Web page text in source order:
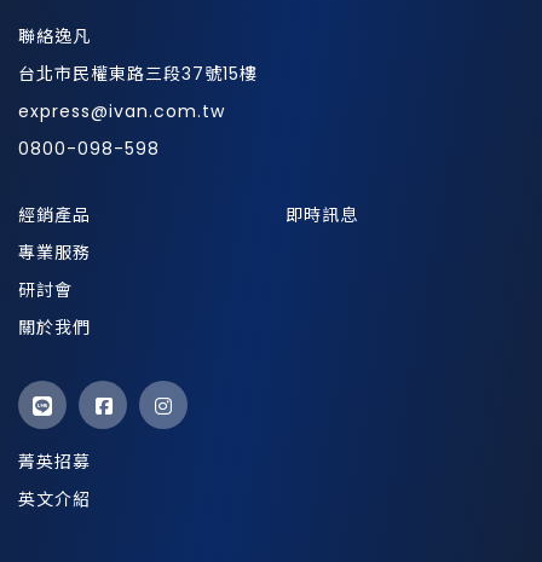
聯絡逸凡
台北市民權東路三段37號15樓
express@ivan.com.tw
0800-098-598
經銷產品
專業服務
研討會
關於我們
即時訊息
菁英招募
英文介紹